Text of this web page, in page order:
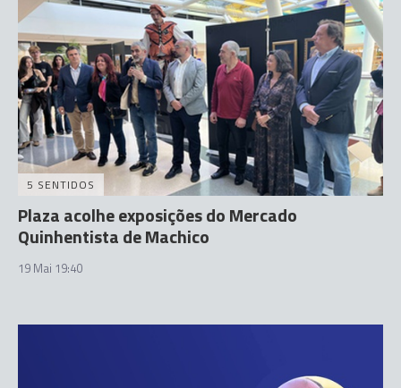
5 SENTIDOS
Plaza acolhe exposições do Mercado
Quinhentista de Machico
19 Mai 19:40